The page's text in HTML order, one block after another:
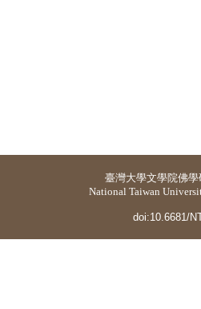
臺灣大學文學院佛
National Taiwan
doi:10.6681/